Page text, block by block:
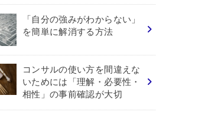
「自分の強みがわからない」
を簡単に解消する方法
コンサルの使い方を間違えな
いためには「理解・必要性・
相性」の事前確認が大切